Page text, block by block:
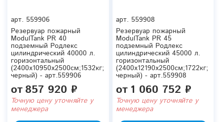
арт. 559906
Резервуар пожарный
ModulTank PR 40
подземный Родлекс
цилиндрический 40000 л.
горизонтальный
(2400x10950x2500см;1532кг;
черный) - арт.559906
от857 920 ₽
Точную цену уточняйте у
менеджера
арт. 559908
Резервуар пожарный
ModulTank PR 45
подземный Родлекс
цилиндрический 45000 л.
горизонтальный
(2400x12190x2500см;1722кг;
черный) - арт.559908
от 1 060 752 ₽
Точную цену уточняйте у
менеджера